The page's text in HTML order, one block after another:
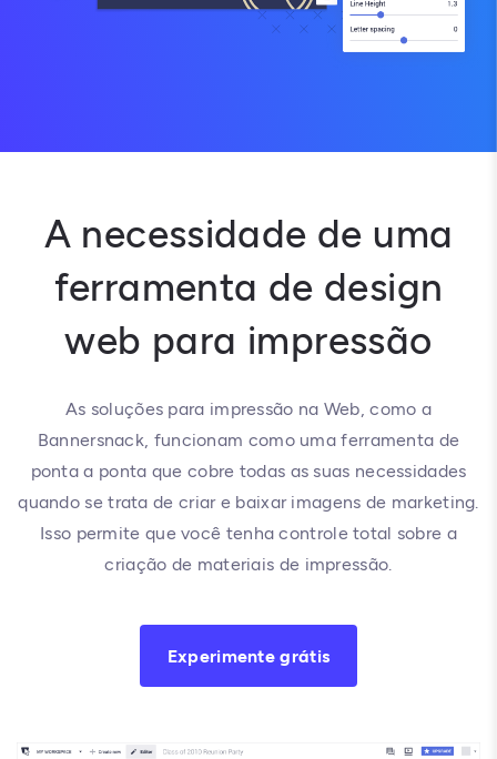
A necessidade de uma
ferramenta de design
web para impressão
As soluções para impressão na Web, como a
Bannersnack, funcionam como uma ferramenta de
ponta a ponta que cobre todas as suas necessidades
quando se trata de criar e baixar imagens de marketing.
Isso permite que você tenha controle total sobre a
criação de materiais de impressão.
Experimente grátis